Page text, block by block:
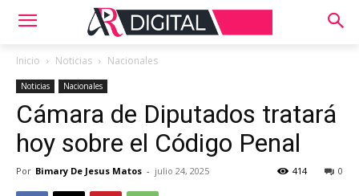
Inicio Noticias Nacionales
Noticias Nacionales
Cámara de Diputados tratará
hoy sobre el Código Penal
Por Bimary De Jesus Matos - julio 24, 2025 0
414